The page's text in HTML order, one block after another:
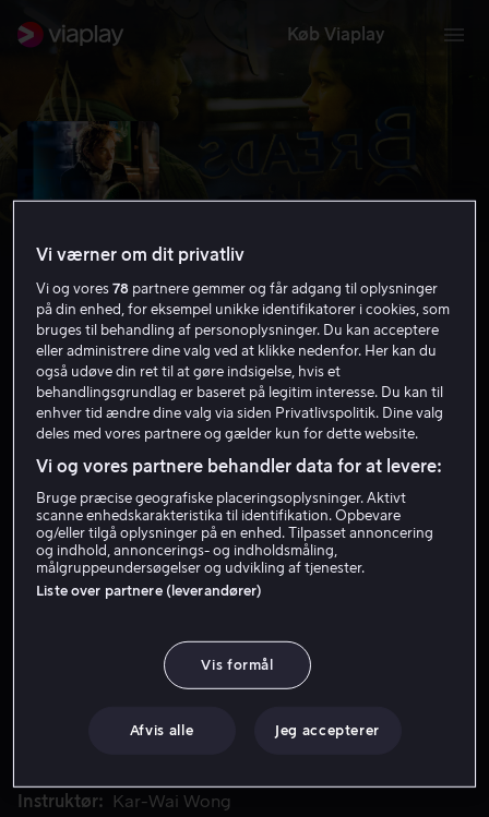
Køb Viaplay
My Blueberry Nights
Romantik 2007 1 t. 31 min
11 år
Få Viaplay
opmuntring. En dag beslutter hun at komme videre med
sit liv og drager ud på en fantastisk rejse.
Instruktør
Kar-Wai Wong
Vi værner om dit privatliv
Vi og vores78 partnere gemmer og får adgang til oplysninger
på din enhed, for eksempel unikke identifikatorer i cookies, som
bruges til behandling af personoplysninger. Du kan acceptere
eller administrere dine valg ved at klikke nedenfor. Her kan du
også udøve din ret til at gøre indsigelse, hvis et
behandlingsgrundlag er baseret på legitim interesse. Du kan til
enhver tid ændre dine valg via siden Privatlivspolitik. Dine valg
deles med vores partnere og gælder kun for dette website.
Vi og vores partnere behandler data for at levere:
Bruge præcise geografiske placeringsoplysninger. Aktivt
scanne enhedskarakteristika til identifikation. Opbevare
og/eller tilgå oplysninger på en enhed. Tilpasset annoncering
og indhold, annoncerings- og indholdsmåling,
målgruppeundersøgelser og udvikling af tjenester.
Liste over partnere (leverandører)
Vis formål
Afvis alle Jeg accepterer